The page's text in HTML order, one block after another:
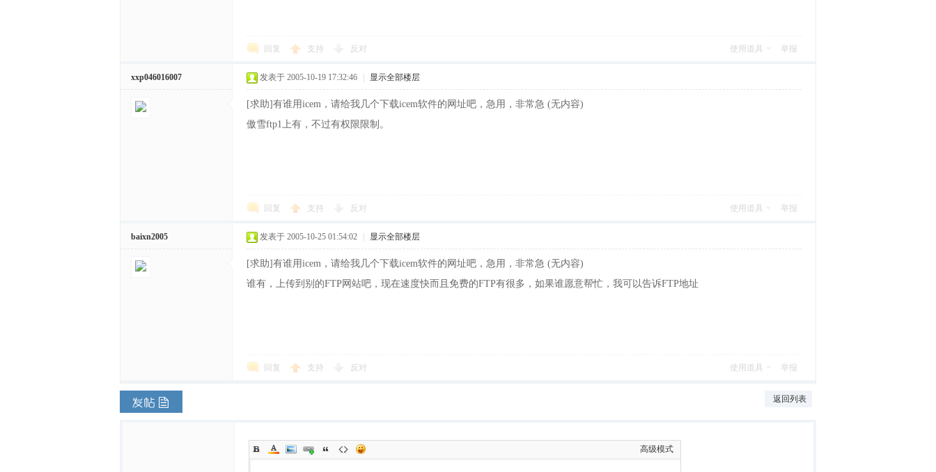
回复 支持 反对 使用道具 举报
xxp046016007 发表于 2005-10-19 17:32:46 显示全部楼层
[求助]有谁用icem，请给我几个下载icem软件的网址吧，急用，非常急 (无内容)
傲雪ftp1上有，不过有权限限制。
回复 支持 反对 使用道具 举报
baixn2005 发表于 2005-10-25 01:54:02 显示全部楼层
[求助]有谁用icem，请给我几个下载icem软件的网址吧，急用，非常急 (无内容)
谁有，上传到别的FTP网站吧，现在速度快而且免费的FTP有很多，如果谁愿意帮忙，我可以告诉FTP地址
回复 支持 反对 使用道具 举报
返回列表
高级模式